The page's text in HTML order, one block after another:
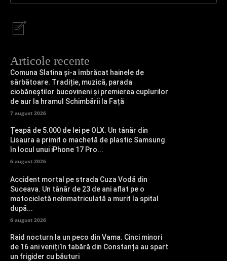
Articole recente
Comuna Slatina și-a îmbrăcat hainele de
sărbătoare. Tradiție, muzică, parada
ciobăneștilor bucovineni și premierea cuplurilor
de aur la hramul Schimbării la Față
7 august 2026
Țeapă de 5.000 de lei pe OLX. Un tânăr din
Lisaura a primit o machetă de plastic Samsung
în locul unui iPhone 17 Pro...
6 august 2026
Accident mortal pe strada Cuza Vodă din
Suceava. Un tânăr de 23 de ani aflat pe o
motocicletă neînmatriculată a murit la spital
după...
6 august 2026
Raid nocturn la un peco din Vama. Cinci minori
de 16 ani veniți în tabără din Constanța au spart
un frigider cu băuturi